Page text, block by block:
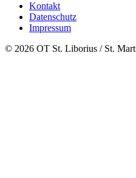
Kontakt
Datenschutz
Impressum
© 2026 OT St. Liborius / St.